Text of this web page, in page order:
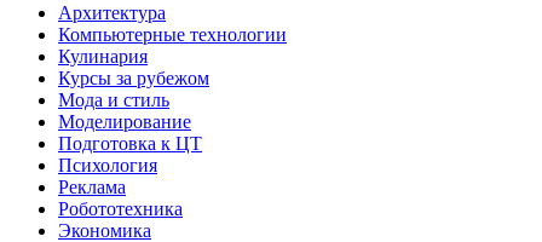
Архитектура
Компьютерные технологии
Кулинария
Курсы за рубежом
Мода и стиль
Моделирование
Подготовка к ЦТ
Психология
Реклама
Робототехника
Экономика